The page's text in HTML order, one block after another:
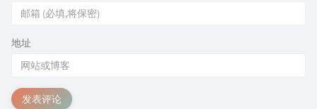
地址
发表评论